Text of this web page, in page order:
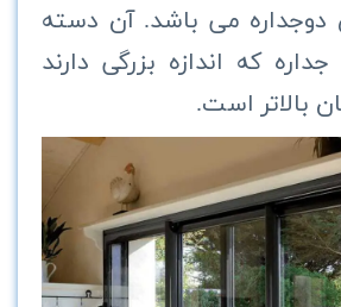
می باشد. آن دسته
که اندازه بزرگی دارند
بالاتر است.